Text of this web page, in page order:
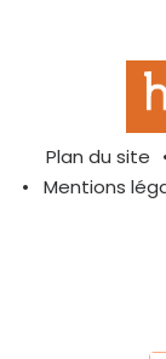
Plan du site
Mentions